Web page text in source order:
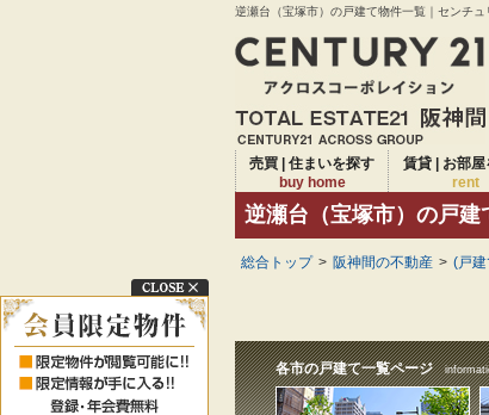
逆瀬台（宝塚市）の戸建て物件一覧｜センチ
売買 | 住まいを探す
buy home
賃貸 | お部屋
rent
逆瀬台（宝塚市）の戸建
総合トップ > 阪神間の不動産 > (戸
各市の戸建て一覧ページ